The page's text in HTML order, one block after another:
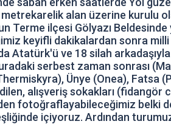
alan üzerine kurulu
Terme ilçesi Gölyazı Beldesinde
keyifli dakikalardan sonra
Atatürk'ü ve 18 silah
serbest zaman sonrası
Ünye (Onea), Fatsa
alışveriş sokakları
fotoğraflayabileceğimiz belki
içiyoruz. Ardından